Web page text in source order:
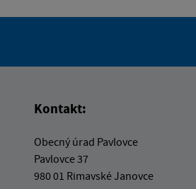
Kontakt:
Obecný úrad Pavlovce
Pavlovce 37
980 01 Rimavské Janovce